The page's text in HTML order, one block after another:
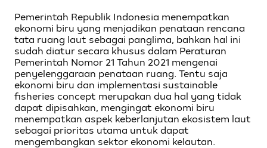
Pemerintah Republik Indonesia menempatkan
ekonomi biru yang menjadikan penataan rencana
tata ruang laut sebagai panglima, bahkan hal ini
sudah diatur secara khusus dalam Peraturan
Pemerintah Nomor 21 Tahun 2021 mengenai
penyelenggaraan penataan ruang. Tentu saja
ekonomi biru dan implementasi sustainable
fisheries concept merupakan dua hal yang tidak
dapat dipisahkan, mengingat ekonomi biru
menempatkan aspek keberlanjutan ekosistem laut
sebagai prioritas utama untuk dapat
mengembangkan sektor ekonomi kelautan.